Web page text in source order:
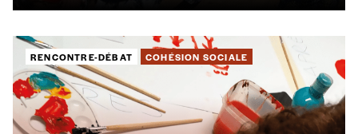
AJOUTER
RENCONTRE-DÉBAT COHÉSION SOCIALE